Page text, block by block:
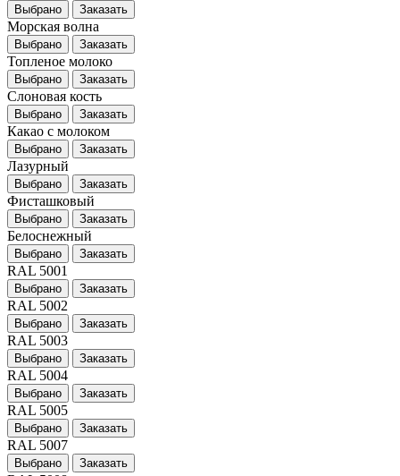
Выбрано Заказать
Морская волна
Выбрано Заказать
Топленое молоко
Выбрано Заказать
Слоновая кость
Выбрано Заказать
Какао с молоком
Выбрано Заказать
Лазурный
Выбрано Заказать
Фисташковый
Выбрано Заказать
Белоснежный
Выбрано Заказать
RAL 5001
Выбрано Заказать
RAL 5002
Выбрано Заказать
RAL 5003
Выбрано Заказать
RAL 5004
Выбрано Заказать
RAL 5005
Выбрано Заказать
RAL 5007
Выбрано Заказать